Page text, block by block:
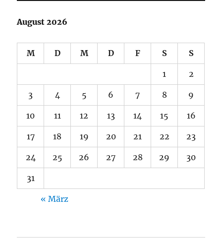
August 2026
M D M D F S S
1 2
3 4 5 6 7 8 9
10 11 12 13 14 15 16
17 18 19 20 21 22 23
24 25 26 27 28 29 30
31
« März